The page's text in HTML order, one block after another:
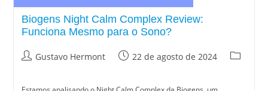
Biogens Night Calm Complex Review:
Funciona Mesmo para o Sono?
Gustavo Hermont 22 de agosto de 2024